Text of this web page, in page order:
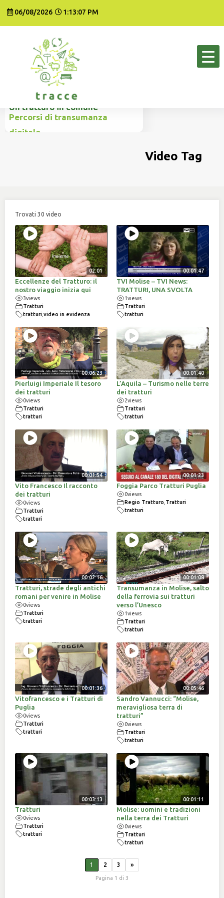
06/08/2026 1:13:07 PM
Un tratturo in comune
Percorsi di transumanza
digitale
Video Tag
Trovati 30 video
02:01
Eccellenze del Tratturo: il
nostro viaggio inizia qui
3views
Tratturi
tratturi video in evidenza
00:01:47
TVI Molise – TVI News:
TRATTURI, UNA SVOLTA
1views
Tratturi
tratturi
00:06:23
Pierluigi Imperiale Il tesoro
dei tratturi
0views
Tratturi
tratturi
00:01:40
L’Aquila – Turismo nelle terre
dei tratturi
2views
Tratturi
tratturi
00:01:54
Vito Francesco Il racconto
dei tratturi
0views
Tratturi
tratturi
00:01:23
Foggia Parco Tratturi Puglia
0views
Regio Tratturo Tratturi
tratturi
00:02:16
Tratturi, strade degli antichi
romani per venire in Molise
0views
Tratturi
tratturi
00:01:08
Transumanza in Molise, salto
della ferrovia sui tratturi
verso l’Unesco
1views
Tratturi
tratturi
00:01:36
Vitofrancesco e i Tratturi di
Puglia
0views
Tratturi
tratturi
00:05:46
Sandro Vannucci: “Molise,
meravigliosa terra di
tratturi”
0views
Tratturi
tratturi
00:03:13
Tratturi
0views
Tratturi
tratturi
00:01:11
Molise: uomini e tradizioni
nella terra dei Tratturi
0views
Tratturi
tratturi
1 2 3 »
Pagina 1 di 3